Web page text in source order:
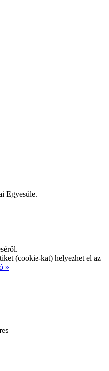
Egyesület
(cookie-kat) helyezhet el az
»